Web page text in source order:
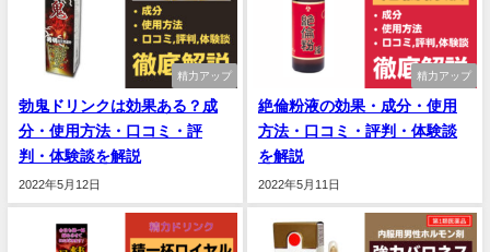
精力アップ
勃鬼ドリンクは効果ある？成
分・使用方法・口コミ・評
判・体験談を解説
2022年5月12日
精力アップ
絶倫粉液の効果・成分・使用
方法・口コミ・評判・体験談
を解説
2022年5月11日